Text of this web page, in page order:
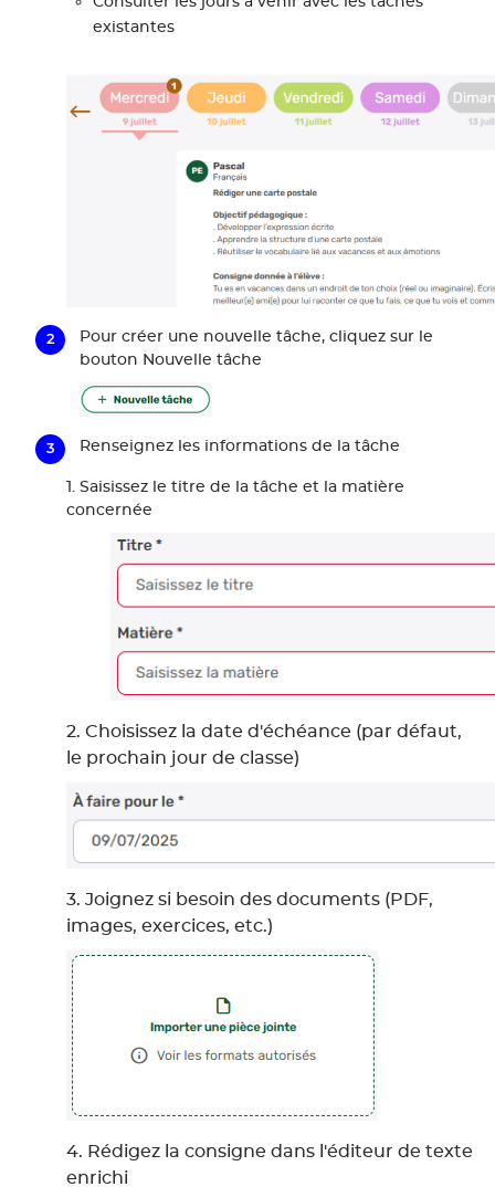
existantes
Pour créer une nouvelle tâche, cliquez sur le
bouton Nouvelle tâche
Renseignez les informations de la tâche
1. Saisissez le titre de la tâche et la matière
concernée
2. Choisissez la date d'échéance (par défaut,
le prochain jour de classe)
3. Joignez si besoin des documents (PDF,
images, exercices, etc.)
4. Rédigez la consigne dans l'éditeur de texte
enrichi